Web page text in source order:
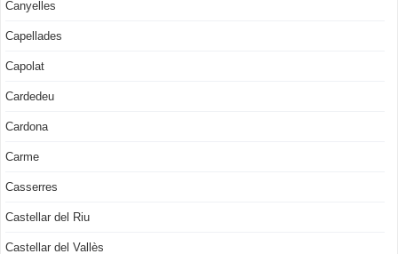
Canyelles
Capellades
Capolat
Cardedeu
Cardona
Carme
Casserres
Castellar del Riu
Castellar del Vallès